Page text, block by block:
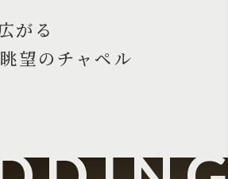
がる
望のチャペル